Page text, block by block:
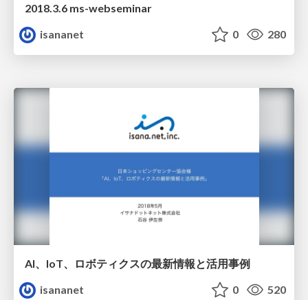
2018.3.6 ms-webseminar
isananet
0 280
AI、IoT、ロボティクスの最新情報と活用事例
isananet
0 520